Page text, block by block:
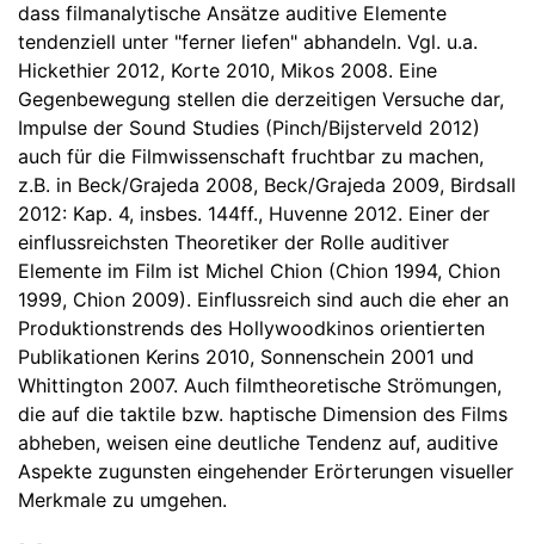
dass filmanalytische Ansätze auditive Elemente
tendenziell unter "ferner liefen" abhandeln. Vgl. u.a.
Hickethier 2012, Korte 2010, Mikos 2008. Eine
Gegenbewegung stellen die derzeitigen Versuche dar,
Impulse der Sound Studies (Pinch/Bijsterveld 2012)
auch für die Filmwissenschaft fruchtbar zu machen,
z.B. in Beck/Grajeda 2008, Beck/Grajeda 2009, Birdsall
2012: Kap. 4, insbes. 144ff., Huvenne 2012. Einer der
einflussreichsten Theoretiker der Rolle auditiver
Elemente im Film ist Michel Chion (Chion 1994, Chion
1999, Chion 2009). Einflussreich sind auch die eher an
Produktionstrends des Hollywoodkinos orientierten
Publikationen Kerins 2010, Sonnenschein 2001 und
Whittington 2007. Auch filmtheoretische Strömungen,
die auf die taktile bzw. haptische Dimension des Films
abheben, weisen eine deutliche Tendenz auf, auditive
Aspekte zugunsten eingehender Erörterungen visueller
Merkmale zu umgehen.